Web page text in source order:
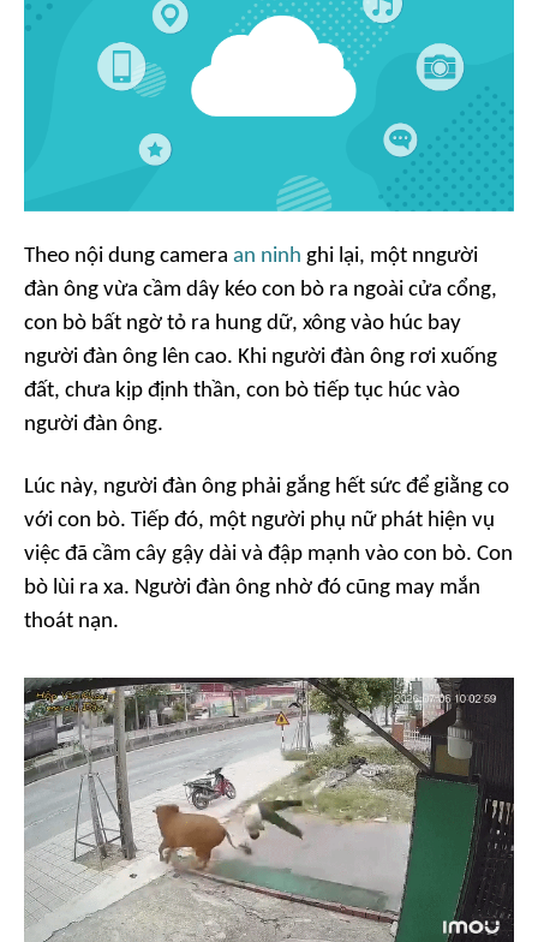
Theo nội dung camera an ninh ghi lại, một nngười
đàn ông vừa cầm dây kéo con bò ra ngoài cửa cổng,
con bò bất ngờ tỏ ra hung dữ, xông vào húc bay
người đàn ông lên cao. Khi người đàn ông rơi xuống
đất, chưa kịp định thần, con bò tiếp tục húc vào
người đàn ông.
Lúc này, người đàn ông phải gắng hết sức để giằng co
với con bò. Tiếp đó, một người phụ nữ phát hiện vụ
việc đã cầm cây gậy dài và đập mạnh vào con bò. Con
bò lùi ra xa. Người đàn ông nhờ đó cũng may mắn
thoát nạn.